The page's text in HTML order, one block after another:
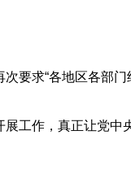
求“各地区各部门
作，真正让党中央